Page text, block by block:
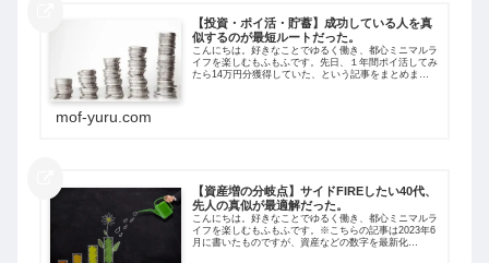
【投資・ポイ活・貯蓄】成功している人を真
似するのが最短ルートだった。
こんにちは。好きなことでゆるく働き、都心ミニマルラ
イフを楽しむもふもふです。先日、１年間ポイ活してみ
たら14万円分獲得していた、という記事をまとめまし
mof-yuru.com
【資産増の分岐点】サイドFIREしたい40代、
先人の真似が最適解だった。
こんにちは。好きなことでゆるく働き、都心ミニマルラ
イフを楽しむもふもふです。※こちらの記事は2023年6
月に書いたものですが、資産などの数字を最新化